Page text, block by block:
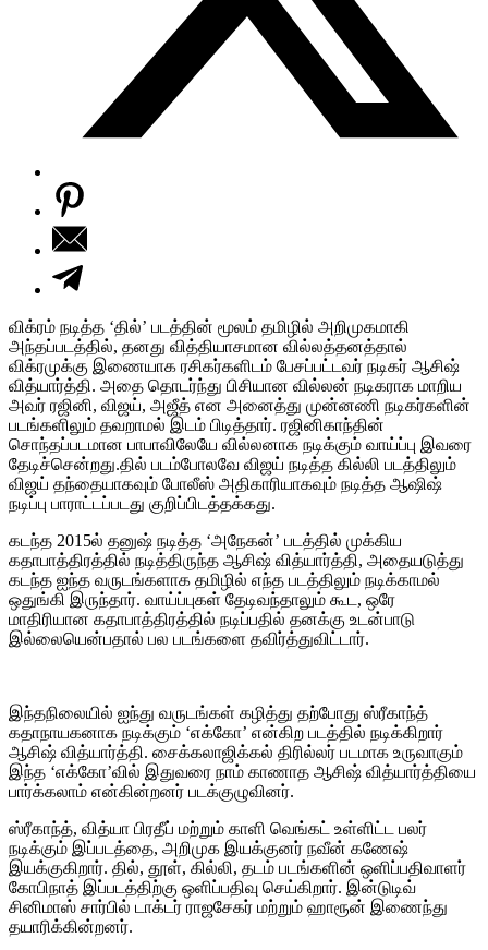
விக்ரம் நடித்த ‘தில்’ படத்தின் மூலம் தமிழில் அறிமுகமாகி
அந்தப்படத்தில், தனது வித்தியாசமான வில்லத்தனத்தால்
விக்ரமுக்கு இணையாக ரசிகர்களிடம் பேசப்பட்டவர் நடிகர் ஆசிஷ்
வித்யார்த்தி. அதை தொடர்ந்து பிசியான வில்லன் நடிகராக மாறிய
அவர் ரஜினி, விஜய், அஜீத் என அனைத்து முன்னணி நடிகர்களின்
படங்களிலும் தவறாமல் இடம் பிடித்தார். ரஜினிகாந்தின்
சொந்தப்படமான பாபாவிலேயே வில்லனாக நடிக்கும் வாய்ப்பு இவரை
தேடிச்சென்றது.தில் படம்போலவே விஜய் நடித்த கில்லி படத்திலும்
விஜய் தந்தையாகவும் போலீஸ் அதிகாரியாகவும் நடித்த ஆஷிஷ்
நடிப்பு பாராட்டப்படது குறிப்பிடத்தக்கது.
கடந்த 2015ல் தனுஷ் நடித்த ‘அநேகன்’ படத்தில் முக்கிய
கதாபாத்திரத்தில் நடித்திருந்த ஆசிஷ் வித்யார்த்தி, அதையடுத்து
கடந்த ஐந்த வருடங்களாக தமிழில் எந்த படத்திலும் நடிக்காமல்
ஒதுங்கி இருந்தார். வாய்ப்புகள் தேடிவந்தாலும் கூட, ஒரே
மாதிரியான கதாபாத்திரத்தில் நடிப்பதில் தனக்கு உடன்பாடு
இல்லையென்பதால் பல படங்களை தவிர்த்துவிட்டார்.
இந்தநிலையில் ஐந்து வருடங்கள் கழித்து தற்போது ஸ்ரீகாந்த்
கதாநாயகனாக நடிக்கும் ‘எக்கோ’ என்கிற படத்தில் நடிக்கிறார்
ஆசிஷ் வித்யார்த்தி. சைக்கலாஜிக்கல் திரில்லர் படமாக உருவாகும்
இந்த ‘எக்கோ’வில் இதுவரை நாம் காணாத ஆசிஷ் வித்யார்த்தியை
பார்க்கலாம் என்கின்றனர் படக்குழுவினர்.
ஸ்ரீகாந்த், வித்யா பிரதீப் மற்றும் காளி வெங்கட் உள்ளிட்ட பலர்
நடிக்கும் இப்படத்தை, அறிமுக இயக்குனர் நவீன் கணேஷ்
இயக்குகிறார். தில், தூள், கில்லி, தடம் படங்களின் ஒளிப்பதிவாளர்
கோபிநாத் இப்படத்திற்கு ஒளிப்பதிவு செய்கிறார். இன்டுடிவ்
சினிமாஸ் சார்பில் டாக்டர் ராஜசேகர் மற்றும் ஹாரூன் இணைந்து
தயாரிக்கின்றனர்.